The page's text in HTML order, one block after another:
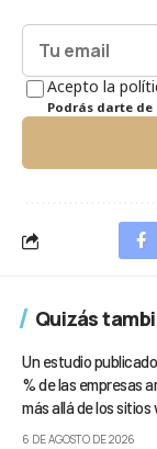
Acepto la
Podrás darte
Quizás
Un estudio
% de las empresas
más allá de los sitios
6 DE AGOSTO DE 2026